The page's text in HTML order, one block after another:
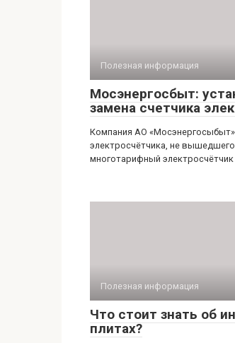
Полезная информация
Мосэнергосбыт:
замена счетчика
Компания АО
электросчётчика, не
многотарифный электросчётчик
Полезная информация
Что стоит знать об
плитах?